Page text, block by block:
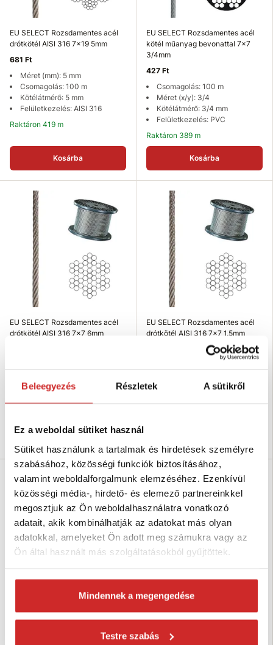
Beleegyezés Részletek A sütikről
Ez a weboldal sütiket használ
Sütiket használunk a tartalmak és hirdetések személyre
szabásához, közösségi funkciók biztosításához,
valamint weboldalforgalmunk elemzéséhez. Ezenkívül
közösségi média-, hirdető- és elemező partnereinkkel
megosztjuk az Ön weboldalhasználatra vonatkozó
adatait, akik kombinálhatják az adatokat más olyan
adatokkal, amelyeket Ön adott meg számukra vagy az
Ön által használt más szolgáltatásokból gyűjtöttek.
Mindennek a megengedése
Testre szabás
EU SELECT Rozsdamentes acél
drótkötél AISI 316 7x19 5mm
681 Ft
Méret (mm): 5 mm
Csomagolás: 100 m
Kötélátmérő: 5 mm
Felületkezelés: AISI 316
Raktáron 419 m
Kosárba
EU SELECT Rozsdamentes acél
kötél műanyag bevonattal 7x7
3/4mm
427 Ft
Csomagolás: 100 m
Méret (x/y): 3/4
Kötélátmérő: 3/4 mm
Felületkezelés: PVC
Raktáron 389 m
Kosárba
EU SELECT Rozsdamentes acél
drótkötél AISI 316 7x7 6mm
Kötélátmérő: 6 mm
EU SELECT Rozsdamentes acél
drótkötél AISI 316 7x7 1,5mm
Kötélátmérő: 1,5 mm
EU SELECT Rozsdamentes acél
kötél műanyag bevonattal 7x7
4/6mm
EU SELECT Rozsdamentes acél
kötél műanyag bevonattal 7x7
1/2mm
67 Ft